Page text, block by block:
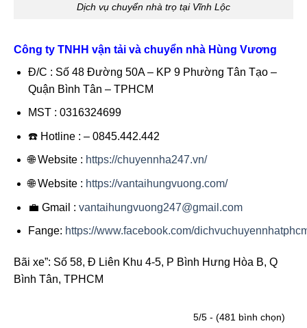
Dịch vụ chuyển nhà trọ tại Vĩnh Lộc
Công ty TNHH vận tải và chuyển nhà Hùng Vương
Đ/C : Số 48 Đường 50A – KP 9 Phường Tân Tạo –
Quận Bình Tân – TPHCM
MST : 0316324699
☎️ Hotline : – 0845.442.442
🌐 Website : https://chuyennha247.vn/
🌐 Website : https://vantaihungvuong.com/
💼 Gmail : vantaihungvuong247@gmail.com
Fange: https://www.facebook.com/
Bãi xe”: Số 58, Đ Liên Khu 4-5, P Bình Hưng Hòa B, Q
Bình Tân, TPHCM
5/5 - (481 bình chọn)